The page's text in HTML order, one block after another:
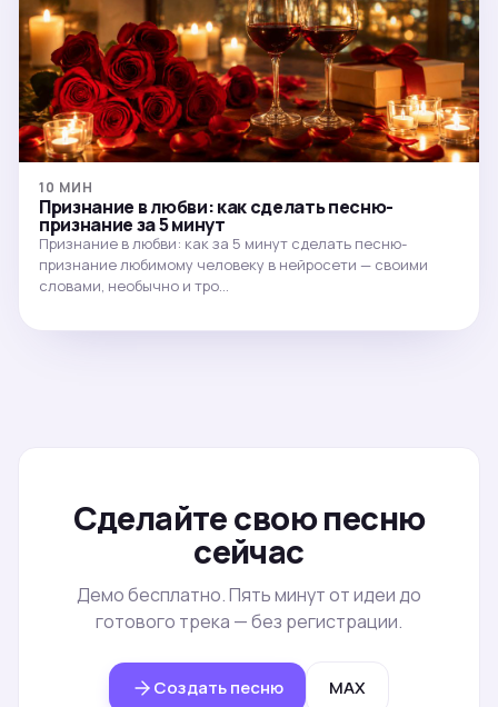
10 МИН
Признание в любви: как сделать песню-
признание за 5 минут
Признание в любви: как за 5 минут сделать песню-
признание любимому человеку в нейросети — своими
словами, необычно и тро…
Сделайте свою песню
сейчас
Демо бесплатно. Пять минут от идеи до
готового трека — без регистрации.
Создать песню MAX